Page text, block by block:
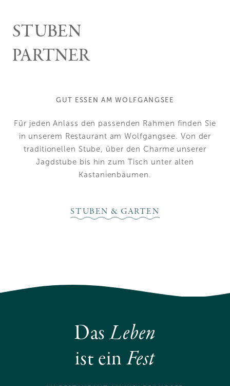
A la Carte
Erholung
Sauna
Räumlichkeiten
Seminarpauschalen
Aktivitäten
STUBEN
PARTNER
GUT ESSEN AM WOLFGANGSEE
Für jeden Anlass den passenden Rahmen finden Sie
in unserem Restaurant am Wolfgangsee. Von der
traditionellen Stube, über den Charme unserer
Jagdstube bis hin zum Tisch unter alten
Kastanienbäumen.
STUBEN & GARTEN
Das Salzkammergut ist einfach wunderschön. Und
unsere regionalen Partner sind echt lässig. Sie teilen
mit uns die Liebe zur und den Respekt vor unserer
Region.
DasLeben
ist einFest